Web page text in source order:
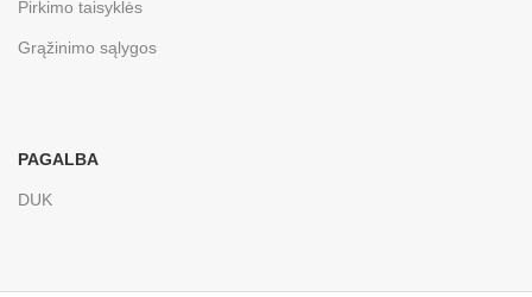
Pirkimo taisyklės
Grąžinimo sąlygos
PAGALBA
DUK